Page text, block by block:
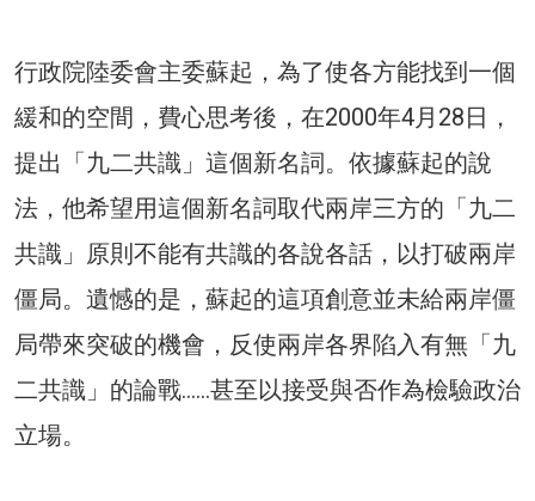
行政院陸委會主委蘇起，為了使各方能找到一個
緩和的空間，費心思考後，在2000年4月28日，
提出「九二共識」這個新名詞。依據蘇起的說
法，他希望用這個新名詞取代兩岸三方的「九二
共識」原則不能有共識的各說各話，以打破兩岸
僵局。遺憾的是，蘇起的這項創意並未給兩岸僵
局帶來突破的機會，反使兩岸各界陷入有無「九
二共識」的論戰……甚至以接受與否作為檢驗政治
立場。